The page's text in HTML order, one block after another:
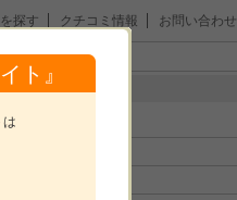
探す クチコミ情報 お問い合わせ
』
メニュー